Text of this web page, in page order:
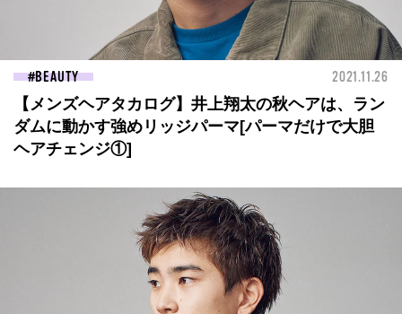
BEAUTY 2021.11.26
【メンズヘアタカログ】井上翔太の秋ヘアは、ラン
ダムに動かす強めリッジパーマ[パーマだけで大胆
ヘアチェンジ①]